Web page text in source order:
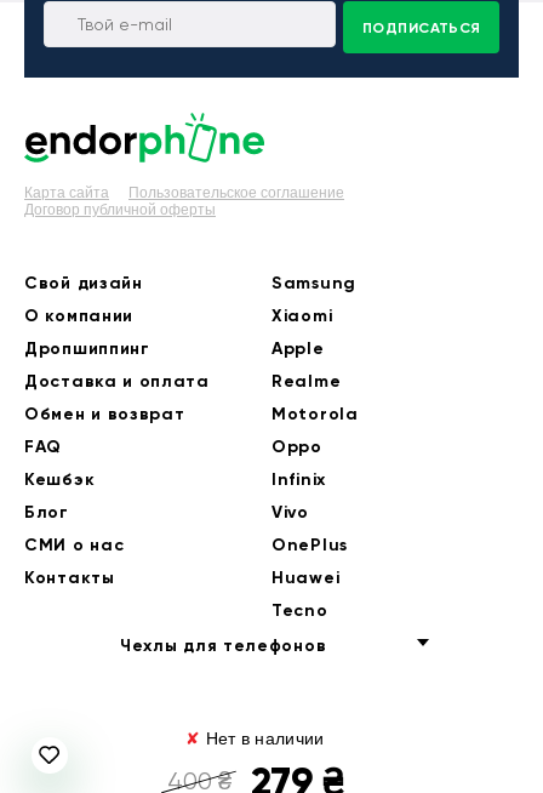
✘ Нет в наличии
400₴ 279 ₴
ПОДПИСАТЬСЯ
Карта сайта
Пользовательское соглашение
Договор публичной оферты
Свой дизайн
О компании
Дропшиппинг
Доставка и оплата
Обмен и возврат
FAQ
Кешбэк
Блог
СМИ о нас
Контакты
Samsung
Xiaomi
Apple
Realme
Motorola
Oppo
Infinix
Vivo
OnePlus
Huawei
Tecno
Чехлы для телефонов